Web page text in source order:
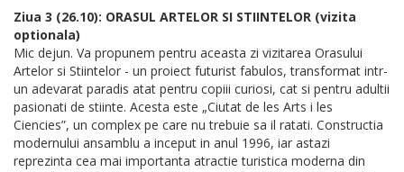
Ziua 3 (26.10): ORASUL ARTELOR SI STIINTELOR (vizita
optionala)
Mic dejun. Va propunem pentru aceasta zi vizitarea Orasului
Artelor si Stiintelor - un proiect futurist fabulos, transformat intr-
un adevarat paradis atat pentru copiii curiosi, cat si pentru adultii
pasionati de stiinte. Acesta este „Ciutat de les Arts i les
Ciencies”, un complex pe care nu trebuie sa il ratati. Constructia
modernului ansamblu a inceput in anul 1996, iar astazi
reprezinta cea mai importanta atractie turistica moderna din